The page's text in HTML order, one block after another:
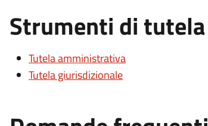
Strumenti di tutela
Tutela amministrativa
Tutela giurisdizionale